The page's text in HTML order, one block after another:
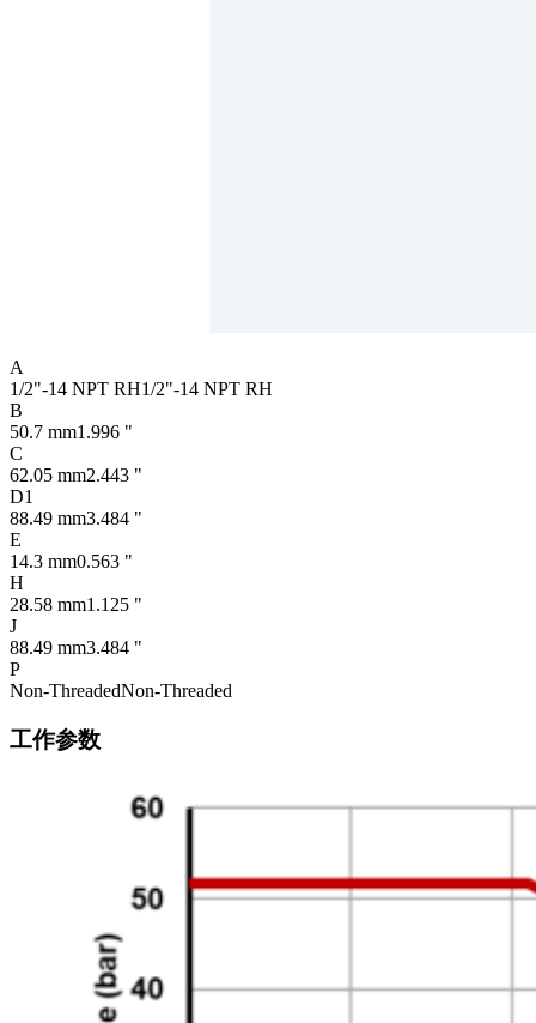
A
1/2"-14 NPT RH1/2"-14 NPT RH
B
50.7 mm1.996 "
C
62.05 mm2.443 "
D1
88.49 mm3.484 "
E
14.3 mm0.563 "
H
28.58 mm1.125 "
J
88.49 mm3.484 "
P
Non-ThreadedNon-Threaded
工作参数